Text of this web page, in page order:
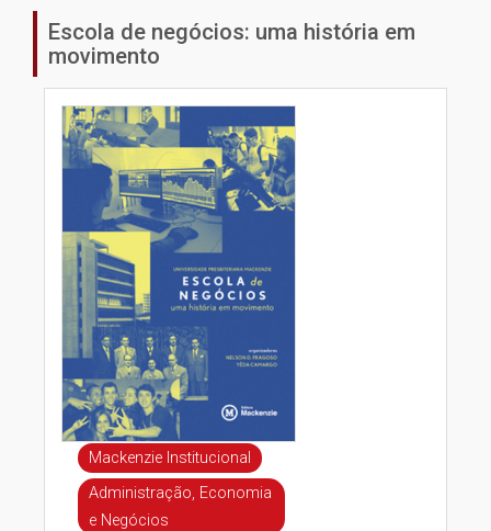
Escola de negócios: uma história em
movimento
Mackenzie Institucional
Administração, Economia
e Negócios